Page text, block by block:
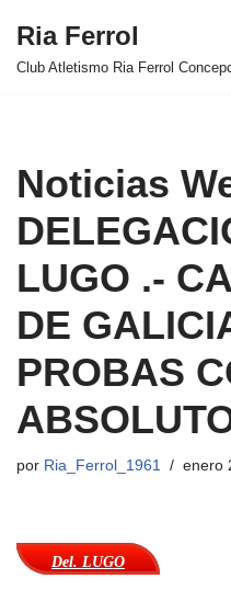
Saltar
Ria Ferrol
Club Atletismo Ria Ferrol
Noticias
LUGO .-
DE
PROBAS
por Ria_Ferrol_1961 enero
Del. LUGO